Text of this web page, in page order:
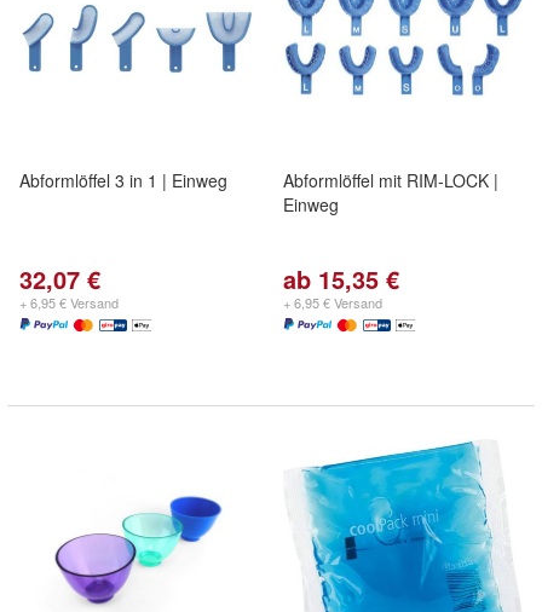
Abformlöffel 3 in 1 | Einweg
32,07 €
+ 6,95 € Versand
Abformlöffel mit RIM-LOCK |
Einweg
ab 15,35 €
+ 6,95 € Versand